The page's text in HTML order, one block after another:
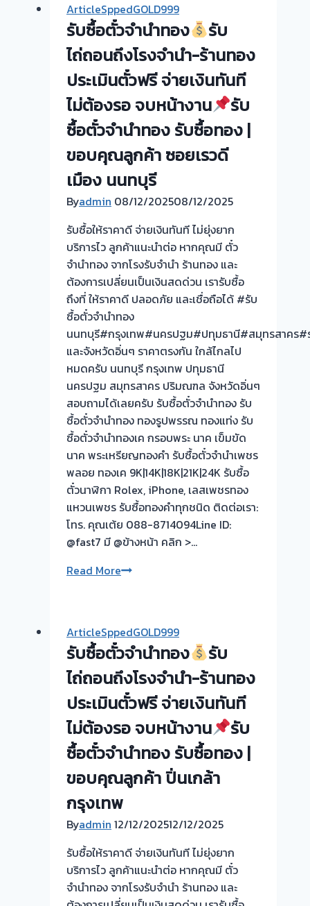
FC
จาก
สระบุรี
vาคา
ตรง
กัน
บริการ
ให้
ถึงที่
ครับ
ระยะ
ทาง
ไม่ใช่
ปัญหา
ครับ
ArticleSppedGOLD999
รับซื้อตั๋วจำนำทอง
รับ
ไถ่ถอนถึงโรงจำนำ-ร้านทอง
ประเมินตั๋วฟรี จ่ายเงินทันที
ไม่ต้องรอ จบหน้างาน
รับ
ซื้อตั๋วจำนำทอง รับซื้อทอง |
ขอบคุณลูกค้า ซอยเรวดี
เมือง นนทบุรี
Byadmin 08/12/202508/12/2025
รับซื้อให้ราคาดี จ่ายเงินทันที ไม่ยุ่งยาก
บริการไว ลูกค้าแนะนำต่อ หากคุณมี ตั๋ว
จำนำทอง จากโรงรับจำนำ ร้านทอง และ
ต้องการเปลี่ยนเป็นเงินสดด่วน เรารับซื้อ
ถึงที่ ให้ราคาดี ปลอดภัย และเชื่อถือได้ #รับ
ซื้อตั๋วจำนำทอง
นนทบุรี#กรุงเทพ#นครปฐม#ปทุมธานี#สมุทรสาคร#
และจังหวัดอิ่นๆ ราคาตรงกัน ใกล้ไกลไป
หมดครับ นนทบุรี กรุงเทพ ปทุมธานี
นครปฐม สมุทรสาคร ปริมณฑล จังหวัดอิ่นๆ
สอบถามได้เลยครับ รับซื้อตั๋วจำนำทอง รับ
ซื้อตั๋วจำนำทอง ทองรูปพรรณ ทองแท่ง รับ
ซื้อตั๋วจำนำทองเค กรอบพระ นาค เข็มขัด
นาค พระเหรียญทองคำ รับซื้อตั๋วจำนำเพชร
พลอย ทองเค 9K|14K|18K|21K|24K รับซื้อ
ตั๋วนาฬิกา Rolex, iPhone, เลสเพชรทอง
แหวนเพชร รับซื้อทองคำทุกชนิด ติดต่อเรา:
โทร. คุณเต้ย 088-8714094Line ID:
@fast7 มี @ข้างหน้า คลิก >…
Read Moreรับ
ทอง
รับ
ไถ่ถอน
ถึง
โรง
จำนำ-
ร้าน
ทอง
ประเมิน
ตั๋ว
ฟรี
จ่าย
เงิน
ทันที
ไม่
ArticleSppedGOLD999
รับซื้อตั๋วจำนำทอง
รับ
ไถ่ถอนถึงโรงจำนำ-ร้านทอง
ประเมินตั๋วฟรี จ่ายเงินทันที
ไม่ต้องรอ จบหน้างาน
รับ
ซื้อตั๋วจำนำทอง รับซื้อทอง |
ขอบคุณลูกค้า ปิ่นเกล้า
กรุงเทพ
Byadmin 12/12/202512/12/2025
รับซื้อให้ราคาดี จ่ายเงินทันที ไม่ยุ่งยาก
บริการไว ลูกค้าแนะนำต่อ หากคุณมี ตั๋ว
จำนำทอง จากโรงรับจำนำ ร้านทอง และ